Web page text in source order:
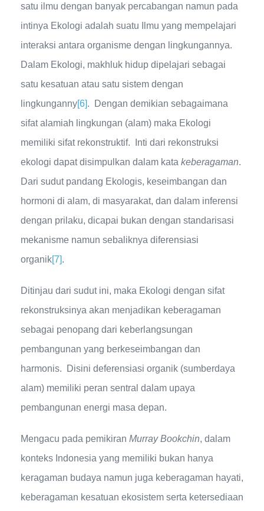
satu ilmu dengan banyak percabangan namun pada
intinya Ekologi adalah suatu Ilmu yang mempelajari
interaksi antara organisme dengan lingkungannya.
Dalam Ekologi, makhluk hidup dipelajari sebagai
satu kesatuan atau satu sistem dengan
lingkunganny[6]. Dengan demikian sebagaimana
sifat alamiah lingkungan (alam) maka Ekologi
memiliki sifat rekonstruktif. Inti dari rekonstruksi
ekologi dapat disimpulkan dalam kata keberagaman.
Dari sudut pandang Ekologis, keseimbangan dan
hormoni di alam, di masyarakat, dan dalam inferensi
dengan prilaku, dicapai bukan dengan standarisasi
mekanisme namun sebaliknya diferensiasi
organik[7].
Ditinjau dari sudut ini, maka Ekologi dengan sifat
rekonstruksinya akan menjadikan keberagaman
sebagai penopang dari keberlangsungan
pembangunan yang berkeseimbangan dan
harmonis. Disini deferensiasi organik (sumberdaya
alam) memiliki peran sentral dalam upaya
pembangunan energi masa depan.
Mengacu pada pemikiran Murray Bookchin, dalam
konteks Indonesia yang memiliki bukan hanya
keragaman budaya namun juga keberagaman hayati,
keberagaman kesatuan ekosistem serta ketersediaan